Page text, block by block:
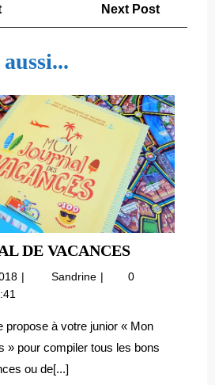
Previous
Next Post
DE VACANCESMON
JOURNAL
25
Sandrine Mon
vacances
0
propose à votre junior « Mon
» pour compiler tous les bons
ou de[...]